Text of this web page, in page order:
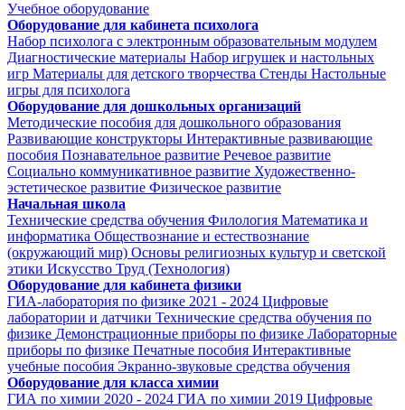
Учебное оборудование
Оборудование для кабинета психолога
Набор психолога с электронным образовательным модулем
Диагностические материалы Набор игрушек и настольных
игр Материалы для детского творчества Стенды Настольные
игры для психолога
Оборудование для дошкольных организаций
Методические пособия для дошкольного образования
Развивающие конструкторы Интерактивные развивающие
пособия Познавательное развитие Речевое развитие
Социально коммуникативное развитие Художественно-
эстетическое развитие Физическое развитие
Начальная школа
Технические средства обучения Филология Математика и
информатика Обществознание и естествознание
(окружающий мир) Основы религиозных культур и светской
этики Искусство Труд (Технология)
Оборудование для кабинета физики
ГИА-лаборатория по физике 2021 - 2024 Цифровые
лаборатории и датчики Технические средства обучения по
физике Демонстрационные приборы по физике Лабораторные
приборы по физике Печатные пособия Интерактивные
учебные пособия Экранно-звуковые средства обучения
Оборудование для класса химии
ГИА по химии 2020 - 2024 ГИА по химии 2019 Цифровые